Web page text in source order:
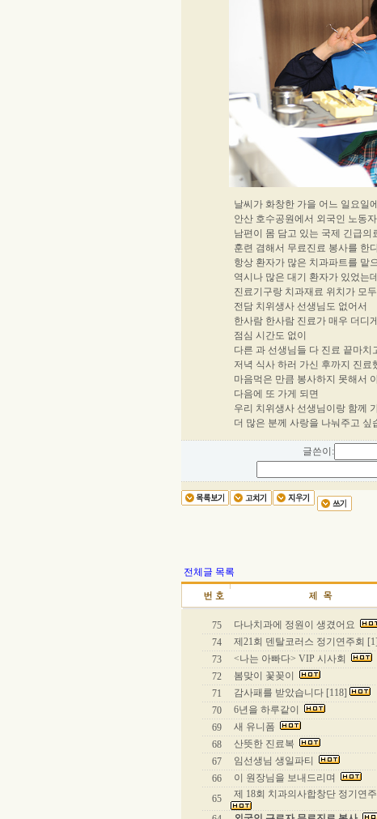
날씨가 화창한 가을 어느 일요일
안산 호수공원에서 외국인 노동
남편이 몸 담고 있는 국제 긴급의
훈련 겸해서 무료진료 봉사를 한
항상 환자가 많은 치과파트를 맡
역시나 많은 대기 환자가 있었는
진료기구랑 치과재료 위치가 모
전담 치위생사 선생님도 없어서
한사람 한사람 진료가 매우 더디
점심 시간도 없이
다른 과 선생님들 다 진료 끝마치
저녁 식사 하러 가신 후까지 진료
마음먹은 만큼 봉사하지 못해서
다음에 또 가게 되면
우리 치위생사 선생님이랑 함께
더 많은 분께 사랑을 나눠주고 싶
글쓴이:
전체글 목록
75 다나치과에 정원이 생겼어요
74
제21회 덴탈코러스 정기연주회 [1]
73
<나는 아빠다> VIP 시사회
72
봄맞이 꽃꽂이
71
감사패를 받았습니다 [118]
70
6년을 하루같이
69
새 유니폼
68
산뜻한 진료복
67
임선생님 생일파티
66
이 원장님을 보내드리며
65
제 18회 치과의사합창단 정기연